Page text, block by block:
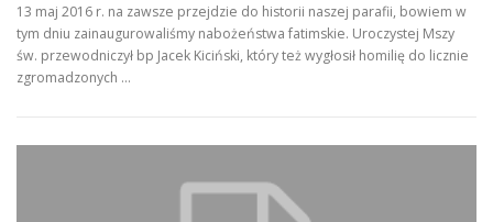
13 maj 2016 r. na zawsze przejdzie do historii naszej parafii, bowiem w
tym dniu zainaugurowaliśmy nabożeństwa fatimskie. Uroczystej Mszy
św. przewodniczył bp Jacek Kiciński, który też wygłosił homilię do licznie
zgromadzonych …